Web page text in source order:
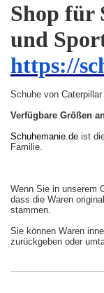
Shop für
und
https://
Schuhe von
Verfügbare Größen
Schuhemanie.de ist
Familie.
Wenn Sie in unserem
dass die Waren
stammen.
Sie können Waren
zurückgeben oder